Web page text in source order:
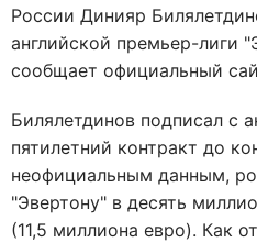
России Динияр
английской премьер-лиги
сообщает официальный
Билялетдинов подписал с
пятилетний контракт до
неофициальным данным,
"Эвертону" в десять
(11,5 миллиона евро). Как